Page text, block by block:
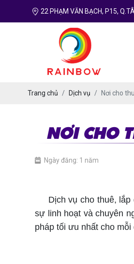
22 PHẠM VĂN BẠCH, P15,
Trang chủ Dịch vụ Nơi cho
NƠI CHO
Ngày đăng: 1 năm
Dịch vụ cho thuê, lắp
sự linh hoạt và chuyên
pháp tối ưu nhất cho